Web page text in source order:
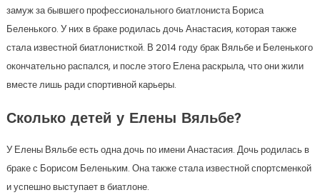
замуж за бывшего профессионального биатлониста Бориса
Беленького. У них в браке родилась дочь Анастасия, которая также
стала известной биатлонисткой. В 2014 году брак Вяльбе и Беленького
окончательно распался, и после этого Елена раскрыла, что они жили
вместе лишь ради спортивной карьеры.
Сколько детей у Елены Вяльбе?
У Елены Вяльбе есть одна дочь по имени Анастасия. Дочь родилась в
браке с Борисом Беленьким. Она также стала известной спортсменкой
и успешно выступает в биатлоне.